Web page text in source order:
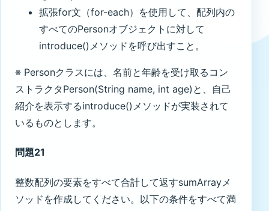
拡張for文（for-each）を使用して、配列内の
すべてのPersonオブジェクトに対して
introduce()メソッドを呼び出すこと。
※ Personクラスには、名前と年齢を受け取るコン
ストラクタPerson(String name, int age)と、自己
紹介を表示するintroduce()メソッドが実装されて
いるものとします。
問題21
整数配列の要素をすべて合計して返すsumArrayメ
ソッドを作成してください。以下の条件をすべて満